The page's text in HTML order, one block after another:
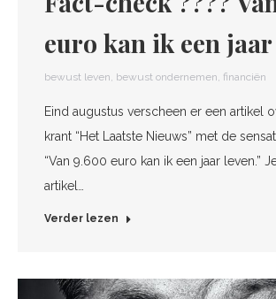
euro kan ik een
bewust leven, bewust ondernemen, financiën
Eind augustus verscheen er een artikel
krant “Het Laatste Nieuws” met de
“Van 9.600 euro kan ik een jaar leven.”
artikel…
Verder lezen